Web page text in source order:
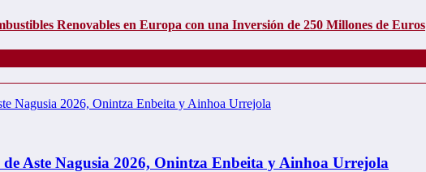
Renovables en Europa con una Inversión de 250 Millones de Euros
Aste Nagusia 2026, Onintza Enbeita y Ainhoa Urrejola